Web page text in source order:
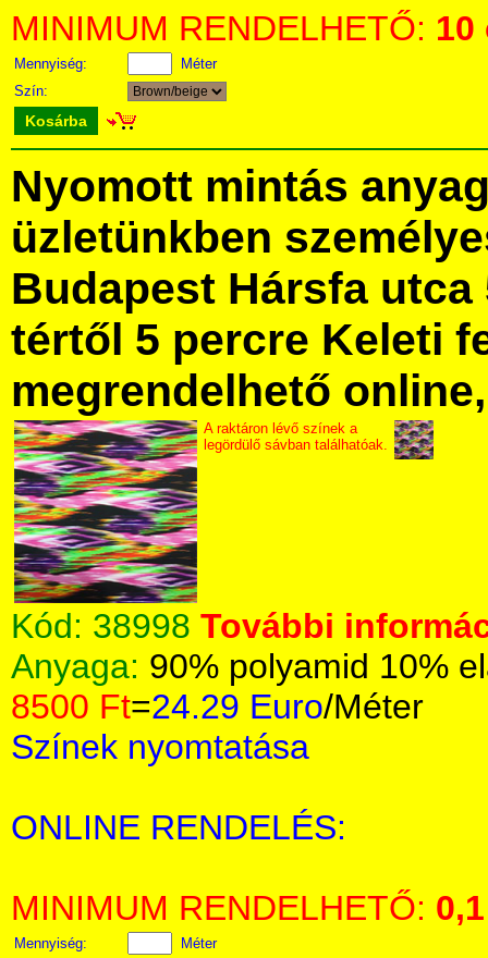
MINIMUM RENDELHETŐ: 10
Mennyiség:
Méter
Szín:
Kosárba
Nyomott mintás
üzletünkben
Budapest Hársfa utca
tértől 5 percre Keleti
megrendelhető
A raktáron lévő színek a
legördülő sávban találhatóak.
Kód: 38998 További
Anyaga: 90% polyamid 10%
8500 Ft=24.29 Euro/Méter
Színek nyomtatása
ONLINE RENDELÉS:
MINIMUM RENDELHETŐ: 0,1
Mennyiség: Méter